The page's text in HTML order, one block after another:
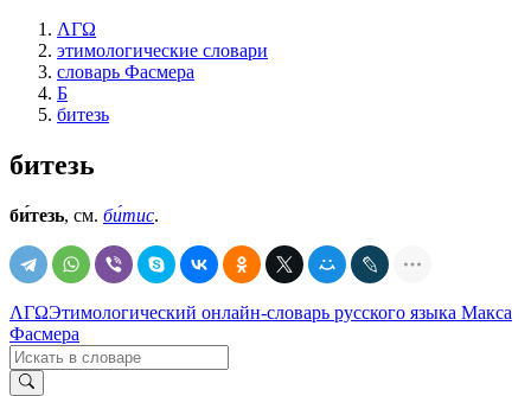
ΛΓΩ
этимологические словари
словарь Фасмера
Б
битезь
битезь
би́тезь, см. би́тис.
ΛΓΩЭтимологический онлайн-словарь русского языка Макса
Фасмера